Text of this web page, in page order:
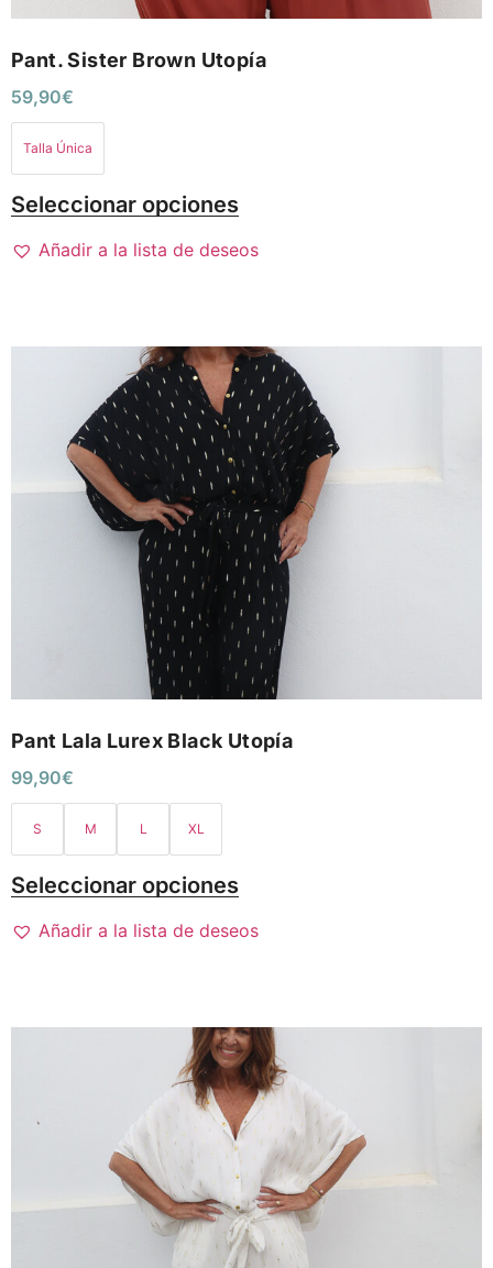
Pant. Sister Brown Utopía
59,90€
Talla Única
Seleccionar opciones
Añadir a la lista de deseos
Pant Lala Lurex Black Utopía
99,90€
S M L XL
Seleccionar opciones
Añadir a la lista de deseos